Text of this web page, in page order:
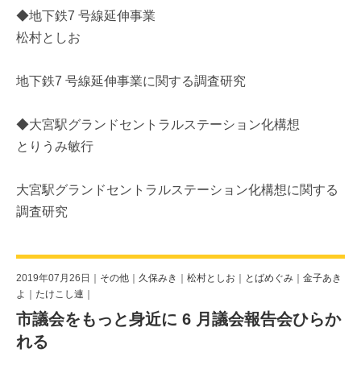
◆地下鉄7 号線延伸事業
松村としお
地下鉄7 号線延伸事業に関する調査研究
◆大宮駅グランドセントラルステーション化構想
とりうみ敏行
大宮駅グランドセントラルステーション化構想に関する
調査研究
2019年07月26日｜ その他 ｜ 久保みき ｜ 松村としお ｜ とばめぐみ ｜ 金子あき
よ ｜ たけこし連 ｜
市議会をもっと身近に 6 月議会報告会ひらか
れる